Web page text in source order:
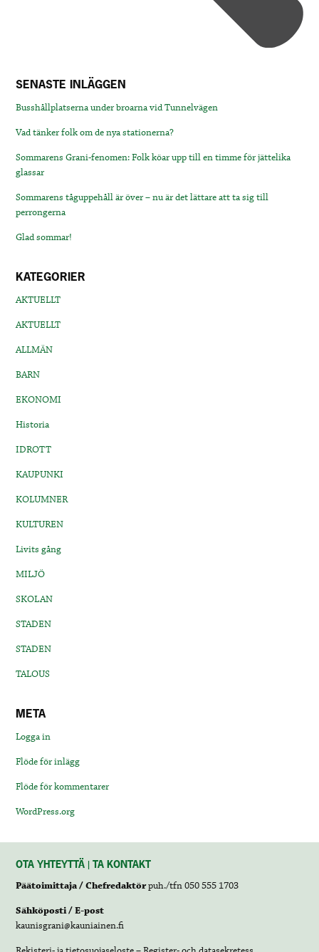
SENASTE INLÄGGEN
Busshållplatserna under broarna vid Tunnelvägen
Vad tänker folk om de nya stationerna?
Sommarens Grani-fenomen: Folk köar upp till en timme för jättelika
glassar
Sommarens tåguppehåll är över – nu är det lättare att ta sig till
perrongerna
Glad sommar!
KATEGORIER
AKTUELLT
AKTUELLT
ALLMÄN
BARN
EKONOMI
Historia
IDROTT
KAUPUNKI
KOLUMNER
KULTUREN
Livits gång
MILJÖ
SKOLAN
STADEN
STADEN
TALOUS
META
Logga in
Flöde för inlägg
Flöde för kommentarer
WordPress.org
OTA YHTEYTTÄ | TA KONTAKT
Päätoimittaja / Chefredaktörpuh./tfn 050 555 1703
Sähköposti / E-post
kaunisgrani@kauniainen.fi